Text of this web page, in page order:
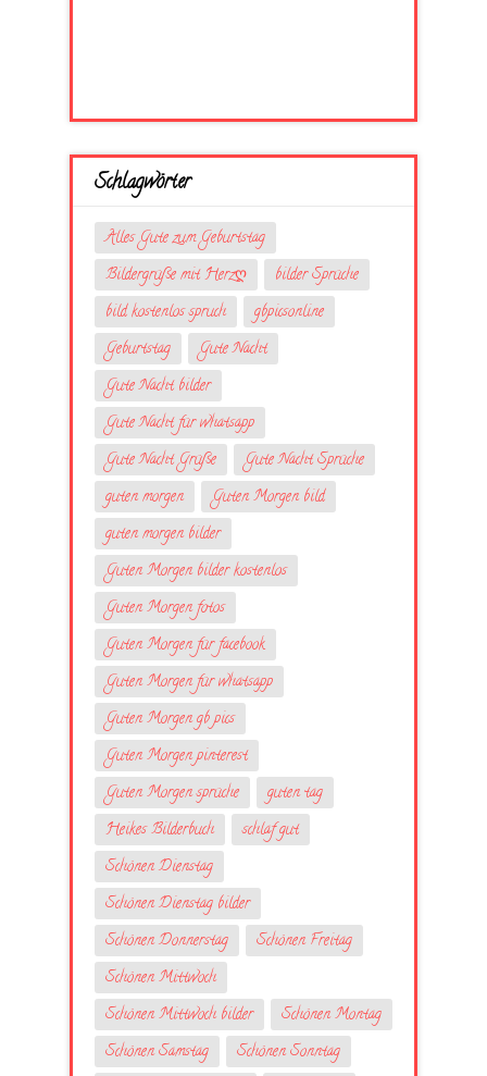
Schlagwörter
Alles Gute zum Geburtstag
Bildergrüße mit Herzღ
bilder Sprüche
bild kostenlos spruch
gbpicsonline
Geburtstag
Gute Nacht
Gute Nacht bilder
Gute Nacht für whatsapp
Gute Nacht Grüße
Gute Nacht Sprüche
guten morgen
Guten Morgen bild
guten morgen bilder
Guten Morgen bilder kostenlos
Guten Morgen fotos
Guten Morgen für facebook
Guten Morgen für whatsapp
Guten Morgen gb pics
Guten Morgen pinterest
Guten Morgen sprüche
guten tag
Heikes Bilderbuch
schlaf gut
Schönen Dienstag
Schönen Dienstag bilder
Schönen Donnerstag
Schönen Freitag
Schönen Mittwoch
Schönen Mittwoch bilder
Schönen Montag
Schönen Samstag
Schönen Sonntag